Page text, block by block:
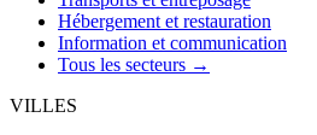
Hébergement et restauration
Information et communication
Tous les secteurs →
VILLES